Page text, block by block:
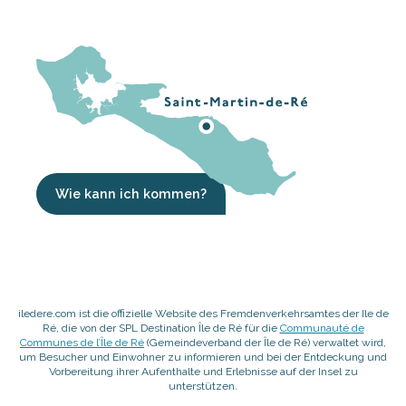
Wie kann ich kommen?
iledere.com ist die offizielle Website des Fremdenverkehrsamtes der Ile de
Ré, die von der SPL Destination Île de Ré für die Communauté de
Communes de l’Île de Ré (Gemeindeverband der Île de Ré) verwaltet wird,
um Besucher und Einwohner zu informieren und bei der Entdeckung und
Vorbereitung ihrer Aufenthalte und Erlebnisse auf der Insel zu
unterstützen.